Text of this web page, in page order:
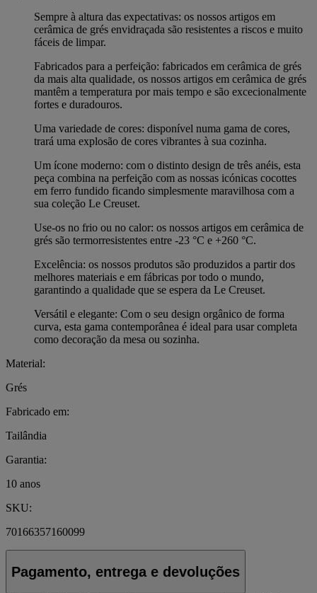
Sempre à altura das expectativas: os nossos artigos em
cerâmica de grés envidraçada são resistentes a riscos e muito
fáceis de limpar.
Fabricados para a perfeição: fabricados em cerâmica de grés
da mais alta qualidade, os nossos artigos em cerâmica de grés
mantêm a temperatura por mais tempo e são excecionalmente
fortes e duradouros.
Uma variedade de cores: disponível numa gama de cores,
trará uma explosão de cores vibrantes à sua cozinha.
Um ícone moderno: com o distinto design de três anéis, esta
peça combina na perfeição com as nossas icónicas cocottes
em ferro fundido ficando simplesmente maravilhosa com a
sua coleção Le Creuset.
Use-os no frio ou no calor: os nossos artigos em cerâmica de
grés são termorresistentes entre -23 °C e +260 °C.
Excelência: os nossos produtos são produzidos a partir dos
melhores materiais e em fábricas por todo o mundo,
garantindo a qualidade que se espera da Le Creuset.
Versátil e elegante: Com o seu design orgânico de forma
curva, esta gama contemporânea é ideal para usar completa
como decoração da mesa ou sozinha.
Material:
Grés
Fabricado em:
Tailândia
Garantia:
10 anos
SKU:
70166357160099
Pagamento, entrega e devoluções